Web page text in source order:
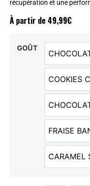
récupération et une
À partir de 49,99€
GOÛT
COOKIES
FRAISE
CARAMEL